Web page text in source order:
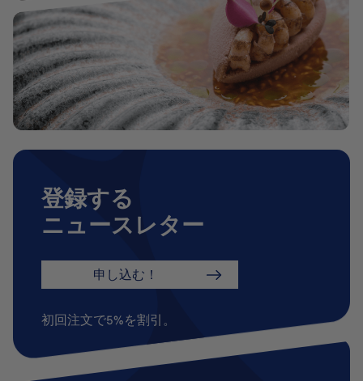
登録する
ニュースレター
申し込む！
初回注文で5%を割引。